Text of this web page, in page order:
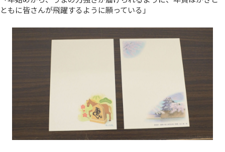
ともに皆さんが飛躍するように願っている」